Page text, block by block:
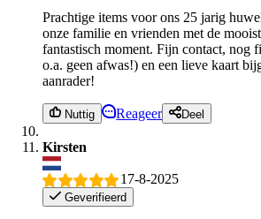
Prachtige items voor ons 25 jarig
onze familie en vrienden met de
fantastisch moment. Fijn contact, nog
o.a. geen afwas!) en een lieve kaart
aanrader!
Nuttig Reageer Deel
Kirsten
17-8-2025
Geverifieerd